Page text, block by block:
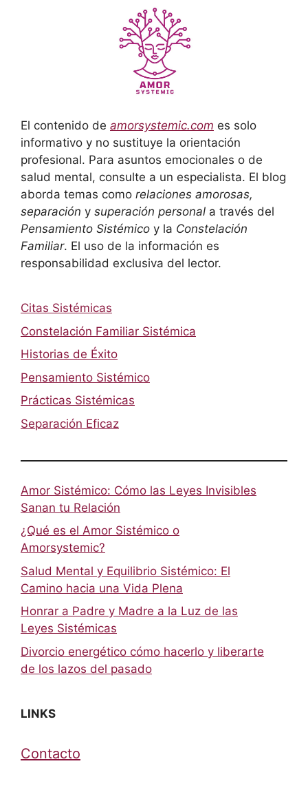
El contenido de amorsystemic.com es solo
informativo y no sustituye la orientación
profesional. Para asuntos emocionales o de
salud mental, consulte a un especialista. El blog
aborda temas como relaciones amorosas,
separación y superación personal a través del
Pensamiento Sistémico y la Constelación
Familiar. El uso de la información es
responsabilidad exclusiva del lector.
Citas Sistémicas
Constelación Familiar Sistémica
Historias de Éxito
Pensamiento Sistémico
Prácticas Sistémicas
Separación Eficaz
Amor Sistémico: Cómo las Leyes Invisibles
Sanan tu Relación
¿Qué es el Amor Sistémico o
Amorsystemic?
Salud Mental y Equilibrio Sistémico: El
Camino hacia una Vida Plena
Honrar a Padre y Madre a la Luz de las
Leyes Sistémicas
Divorcio energético cómo hacerlo y liberarte
de los lazos del pasado
LINKS
Contacto